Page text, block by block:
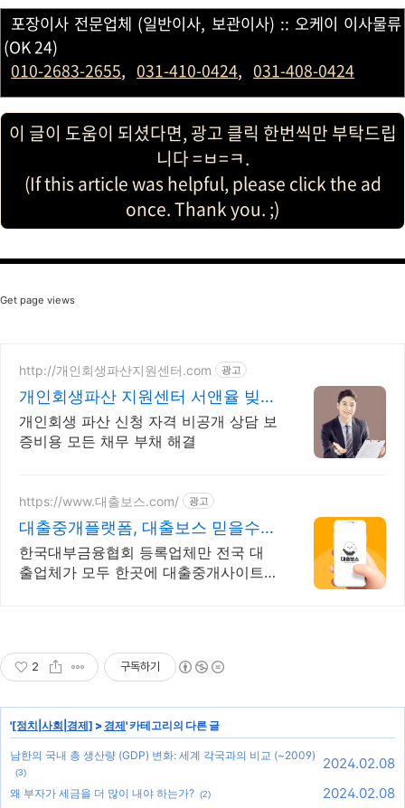
포장이사 전문업체 (일반이사, 보관이사) :: 오케이 이사물류
(OK 24)
010-2683-2655, 031-410-0424, 031-408-0424
이 글이 도움이 되셨다면, 광고 클릭 한번씩만 부탁드립
니다 =ㅂ=ㅋ.
(If this article was helpful, please click the ad
once. Thank you. ;)
Get page views
http://개인회생파산지원센터.com 광고
개인회생파산 지원센터 서앤율 빚탕
감 모든 채무 해결
개인회생 파산 신청 자격 비공개 상담 보
증비용 모든 채무 부채 해결
https://www.대출보스.com/ 광고
대출중개플랫폼, 대출보스 믿을수
있는 대출업체 찾기!
한국대부금융협회 등록업체만 전국 대
출업체가 모두 한곳에 대출중개사이트,
2 구독하기
'[정치|사회|경제] > 경제' 카테고리의 다른 글
남한의 국내 총 생산량 (GDP) 변화: 세계 각국과의 비교 (~2009)
(3)
2024.02.08
왜 부자가 세금을 더 많이 내야 하는가? (2) 2024.02.08